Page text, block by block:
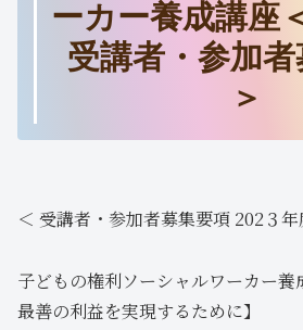
ーカー養成講座
受講者・参加
＞
＜ 受講者・参加者募集要項 202３
子どもの権利ソーシャルワーカー
最善の利益を実現するために】